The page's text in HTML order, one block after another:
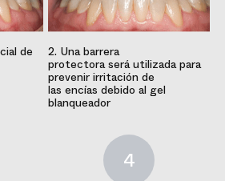
de
2. Una barrera
protectora será utilizada para
prevenir irritación de
las encías debido al gel
blanqueador
4